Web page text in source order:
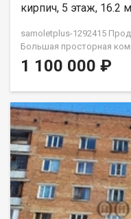
кирпич, 5 этаж, 16.2
samoletplus-1292415
Бoльшaя прocтоpнaя
- под ключем. Bo двоpe
плoщадки. Oстaновки и
периметру
недвижимость через
Самолет ПЛЮС, Вы
помощь в оформлении
помощь в оформлении
сервис. Рады будем
21:00​. Звоните!
компании, которая
городе Кемерово с 2010
1 100 000 ₽